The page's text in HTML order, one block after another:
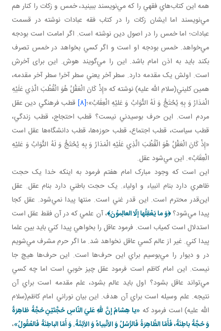
همه اين کتاب‌هاي فقهي را که مي‌نويسند ببينيد، خمس و زکات را کنار هم
مي‌نويسند اما ايشان زکات را در کتاب فقه عبادات نوشته در قسمت
عبادات؛ اما خمس را در اصول دين نوشته است. اگر امامت است بودجه
مي‌خواهد. خمس بودجه او است و اگر کسي بخواهد در خمس تصرف
بکند بايد به اذن امام باشد. اين را مي‌گويند هوش. اين برای آخرش
است. اولش يک مقدمه دارد. سطر آخر يعني سطر آخر! سطر آخر مقدمه،
همين کليني(سلام الله عليه) نوشته که «إِذْ كَانَ الْعَقْلُ هُوَ الْقُطْبَ الَّذِي عَلَيْهِ
الْمَدَارُ وَ بِهِ يُحْتَجُّ وَ لَهُ الثَّوَابُ وَ عَليْهِ الْعِقَابُ»؛[8]
قطب فرهنگي دين عقل
مردم است. اين حرف بوسيدني نيست؟ قطب احتجاج، قطب زندگي،
قطب سياست، قطب اجتماع، قطب حوزه‌ها، قطب دانشگاه‌ها عقل است
«إِذْ كَانَ الْعَقْلُ هُوَ الْقُطْبَ الَّذِي عَلَيْهِ الْمَدَارُ وَ بِهِ يُحْتَجُّ وَ لَهُ الثَّوَابُ وَ عَليْهِ
الْعِقَابُ». اين مي‌شود عقل.
اين است که وجود مبارک امام هفتم فرمود به اينکه خدا يک حجت
ظاهري دارد بنام انبياء و اولياء. يک حجت باطني دارد بنام عقل. عقل
اين‌قدر محترم است. اين قدر غني است. منتها پيدا نمي‌شود. عقل کجا
پيدا مي‌شود؟﴿وَ ما يَعْقِلُها إلّا العالِموُنَ﴾، آن علمي که در آن فقط عقل است
استدلال است کمياب است. فرمود عاقل را بخواهي پيدا کني بايد بين علما
پيدا کني. غير از عالم کسي عاقل نخواهد شد. ما اگر حرم مشرف مي‌شويم
در و ديوار را مي‌بوسيم براي اين حرف‌ها است. اين حرف‌ها هيچ جا
نيست. اين امام کاظم است فرمود عقل چيز خوبي است اما چه کسي
مي‌تواند عاقل بشود؟ اول بايد عالم بشود، علم مقدمه است براي آن
نتيجه. علم وسيله است براي آن هدف. اين بيان نوراني امام کاظم(سلام
الله عليه) است فرمود که «يا هِشامُ إِنَّ للّهِ عَليَ النّاسِ حُجَّتَيْنِ حُجَّةً ظاهِرَةً
وَ حُجَّةً باطِنَةً، فَأَمّا الظّاهِرَةُ فَالرُّسُلُ وَ الاَنْبياهُ وَ الاَئِمَّةُ. وَ أَمّا الباطِنَةُ فَالعُقُولُ»،